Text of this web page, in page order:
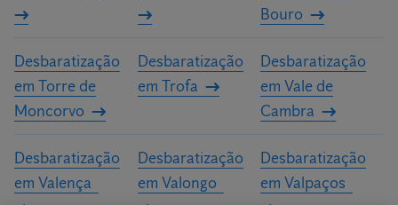
Bouro
Desbaratização
em Torre de
Moncorvo
Desbaratização
em Trofa
Desbaratização
em Vale de
Cambra
Desbaratização
em Valença
Desbaratização
em Valongo
Desbaratização
em Valpaços